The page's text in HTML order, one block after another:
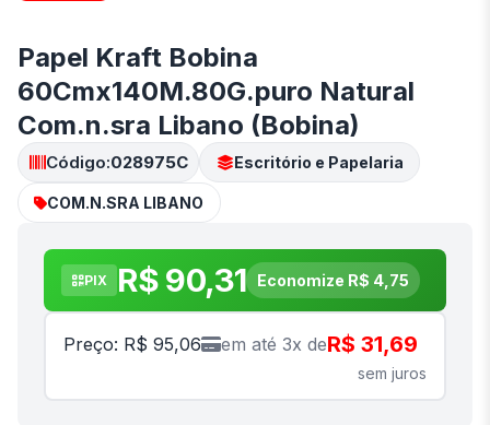
Papel Kraft Bobina
60Cmx140M.80G.puro Natural
Com.n.sra Libano (Bobina)
Código:028975C Escritório e Papelaria
COM.N.SRA LIBANO
PIX R$ 90,31 Economize R$ 4,75
Preço: R$ 95,06 em até 3x deR$ 31,69
sem juros